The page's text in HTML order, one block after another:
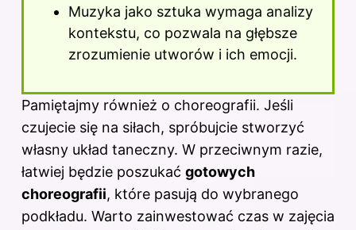
Muzyka jako sztuka wymaga analizy
kontekstu, co pozwala na głębsze
zrozumienie utworów i ich emocji.
Pamiętajmy również o choreografii. Jeśli
czujecie się na siłach, spróbujcie stworzyć
własny układ taneczny. W przeciwnym razie,
łatwiej będzie poszukać gotowych
choreografii, które pasują do wybranego
podkładu. Warto zainwestować czas w zajęcia